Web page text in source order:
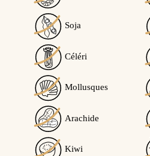
Soja
Céléri
Mollusques
Arachide
Kiwi